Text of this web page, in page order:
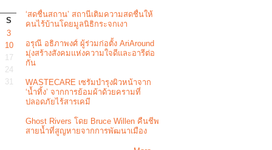
S
3
10
17
24
31
‘สดชื่นสถาน’ สถานีเติมความสดชื่นให้
คนไร้บ้านโดยมูลนิธิกระจกเงา
อรุณี อธิภาพงศ์ ผู้ร่วมก่อตั้ง AriAround
มุ่งสร้างสังคมแห่งความใจดีและอารีต่อ
กัน
WASTECARE เซรัมบำรุงผิวหน้าจาก
‘น้ำทิ้ง’ จากการย้อมผ้าด้วยครามที่
ปลอดภัยไร้สารเคมี
Ghost Rivers โดย Bruce Willen คืนชีพ
สายน้ำที่สูญหายจากการพัฒนาเมือง